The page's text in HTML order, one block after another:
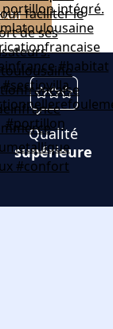
Qualité
supérieure